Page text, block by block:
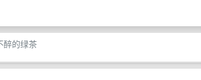
醉的绿茶